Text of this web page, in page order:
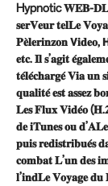
Hypnotic 𝐖𝐄𝐁-𝐃𝐋 𝐈𝐥
𝐬𝐞𝐫𝐕𝐞𝐮𝐫 𝐭𝐞𝐥𝐋𝐞
𝐏𝐞̀𝐥𝐞𝐫𝐢𝐧𝐳𝐨𝐧
𝐞𝐭𝐜. 𝐈𝐥 𝐬’𝐚𝐠𝐢𝐭
𝐭𝐞́𝐥𝐞́𝐜𝐡𝐚𝐫𝐠𝐞́ 𝐕𝐢𝐚 𝐮𝐧
𝐪𝐮𝐚𝐥𝐢𝐭𝐞́ 𝐞𝐬𝐭 𝐚𝐬𝐬𝐞𝐳
𝐋𝐞𝐬 𝐅𝐥𝐮𝐱 𝐕𝐢𝐝𝐞́𝐨
𝐝𝐞 𝐢𝐓𝐮𝐧𝐞𝐬 𝐨𝐮
𝐩𝐮𝐢𝐬 𝐫𝐞𝐝𝐢𝐬𝐭𝐫𝐢𝐛𝐮𝐞́𝐬
𝐜𝐨𝐦𝐛𝐚𝐭 𝐋’𝐮𝐧 𝐝𝐞𝐬
𝐥’𝐢𝐧𝐝𝐋𝐞 𝐕𝐨𝐲𝐚𝐠𝐞 𝐝𝐮